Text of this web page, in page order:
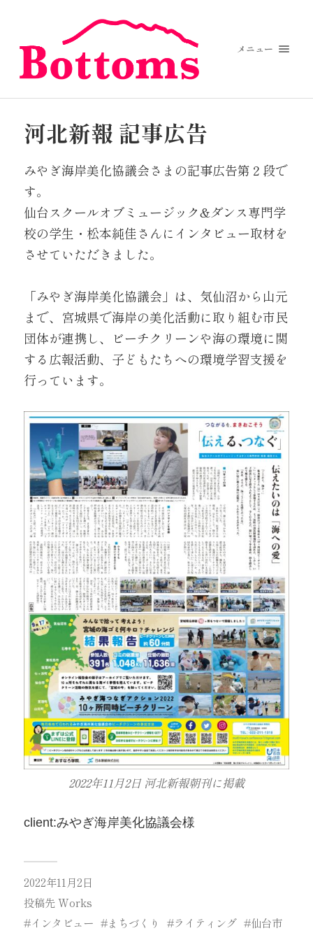
メニュー
河北新報 記事広告
みやぎ海岸美化協議会さまの記事広告第２段で
す。
仙台スクールオブミュージック&ダンス専門学
校の学生・松本純佳さんにインタビュー取材を
させていただきました。
「みやぎ海岸美化協議会」は、気仙沼から山元
まで、宮城県で海岸の美化活動に取り組む市民
団体が連携し、ビーチクリーンや海の環境に関
する広報活動、子どもたちへの環境学習支援を
行っています。
2022年11月2日 河北新報朝刊に掲載
client:みやぎ海岸美化協議会様
2022年11月2日
投稿先Works
インタビュー
まちづくり ライティング 仙台市